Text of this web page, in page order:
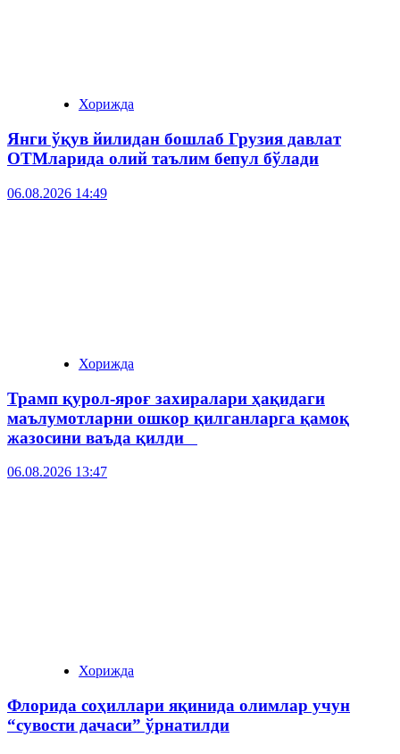
Хорижда
Янги ўқув йилидан бошлаб Грузия давлат
ОТМларида олий таълим бепул бўлади
06.08.2026 14:49
Хорижда
Трамп қурол-яроғ захиралари ҳақидаги
маълумотларни ошкор қилганларга қамоқ
жазосини ваъда қилди
06.08.2026 13:47
Хорижда
Флорида соҳиллари яқинида олимлар учун
“сувости дачаси” ўрнатилди